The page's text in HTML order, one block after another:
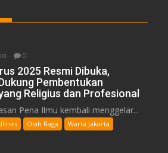
0
2025 Resmi Dibuka,
Pembentukan
Religius dan Profesional
Pena Ilmu kembali menggelar...
Olah Raga Warta Jakarta